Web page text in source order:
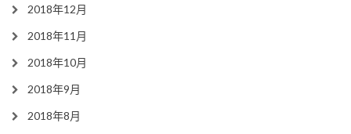
2018年12月
2018年11月
2018年10月
2018年9月
2018年8月